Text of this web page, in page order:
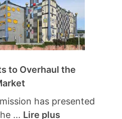
to Overhaul the
has presented
... Lire plus